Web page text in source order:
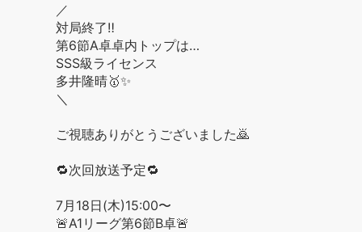
／
対局終了‼️
第6節A卓卓内トップは…
SSS級ライセンス
多井隆晴🥇✨
＼
ご視聴ありがとうございました🙇
🔁次回放送予定🔁
7月18日(木)15:00〜
🚨A1リーグ第6節B卓🚨